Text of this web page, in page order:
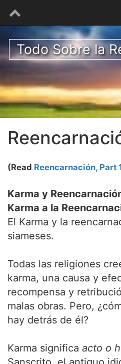
Todo Sobre la
(Read Reencarnación, Part
Karma y
Karma a la
El Karma y la
siameses.
Todas las religiones
karma, una causa y
recompensa y
malas obras. Pero,
hay detrás de él?
Karma significa acto o